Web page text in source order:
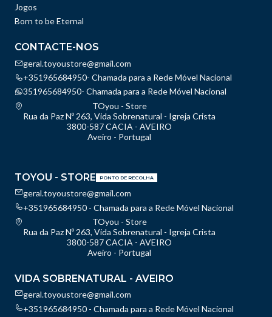
Jogos
Born to be Eternal
CONTACTE-NOS
geral.toyoustore@gmail.com
+351965684950- Chamada para a Rede Móvel Nacional
351965684950- Chamada para a Rede Móvel Nacional
TOyou - Store
Rua da Paz Nº 263, Vida Sobrenatural - Igreja Crista
3800-587 CACIA - AVEIRO
Aveiro - Portugal
TOYOU - STORE PONTO DE RECOLHA
geral.toyoustore@gmail.com
+351965684950 - Chamada para a Rede Móvel Nacional
TOyou - Store
Rua da Paz Nº 263, Vida Sobrenatural - Igreja Crista
3800-587 CACIA - AVEIRO
Aveiro - Portugal
VIDA SOBRENATURAL - AVEIRO
geral.toyoustore@gmail.com
+351965684950 - Chamada para a Rede Móvel Nacional